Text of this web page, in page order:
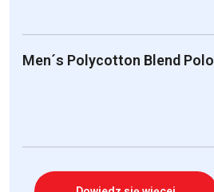
Men´s Polycotton Blend Polo